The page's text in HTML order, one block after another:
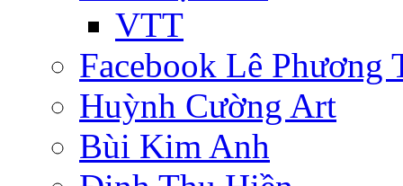
VTT
Facebook Lê Phương
Huỳnh Cường Art
Bùi Kim Anh